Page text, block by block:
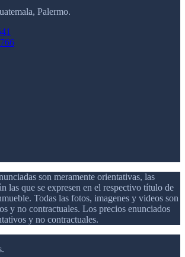
Palermo.
son meramente orientativas, las
las que se expresen en el respectivo título de
Todas las fotos, imagenes y videos son
y no contractuales. Los precios enunciados
y no contractuales.